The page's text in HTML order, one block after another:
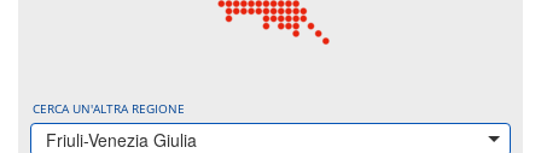
CERCA UN'ALTRA REGIONE
Friuli-Venezia Giulia